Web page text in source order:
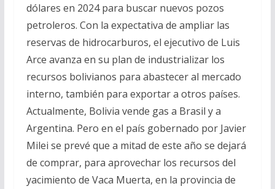
dólares en 2024 para buscar nuevos pozos
petroleros. Con la expectativa de ampliar las
reservas de hidrocarburos, el ejecutivo de Luis
Arce avanza en su plan de industrializar los
recursos bolivianos para abastecer al mercado
interno, también para exportar a otros países.
Actualmente, Bolivia vende gas a Brasil y a
Argentina. Pero en el país gobernado por Javier
Milei se prevé que a mitad de este año se dejará
de comprar, para aprovechar los recursos del
yacimiento de Vaca Muerta, en la provincia de